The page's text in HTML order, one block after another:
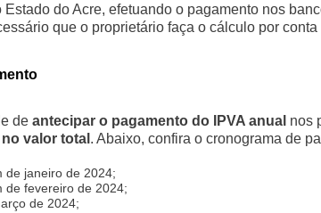
do Acre, efetuando o pagamento nos
que o proprietário faça o cálculo por conta
de antecipar o pagamento do IPVA anual nos
valor total . Abaixo, confira o cronograma de
de janeiro de 2024;
de fevereiro de 2024;
de 2024;